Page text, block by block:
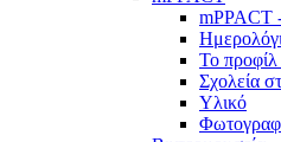
mPPACT
Το
Σχολεία
Υλικό